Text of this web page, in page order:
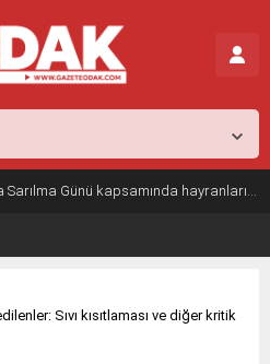
Tuğba Ünal, Dünya Sarılma Günü kapsamında hayranlarıyla buluştu
Sıvı kısıtlaması ve diğer kritik